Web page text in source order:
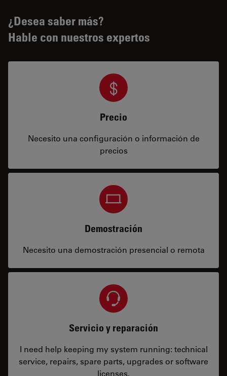
¿Desea saber más?
Hable con nuestros expertos
Precio
Necesito una configuración o información de
precios
Demostración
Necesito una demostración presencial o remota
Servicio y reparación
I need help keeping my system running: technical
service, repairs, spare parts, upgrades or software
licenses.